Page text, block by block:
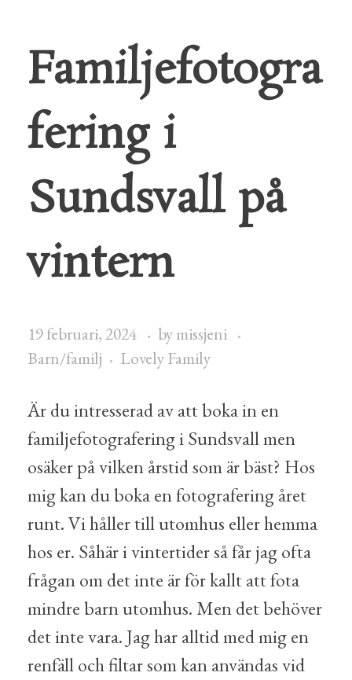
Familjefotogra
fering i
Sundsvall på
vintern
19 februari, 2024 bymissjeni
Barn/familj
Lovely Family
Är du intresserad av att boka in en
familjefotografering i Sundsvall men
osäker på vilken årstid som är bäst? Hos
mig kan du boka en fotografering året
runt. Vi håller till utomhus eller hemma
hos er. Såhär i vintertider så får jag ofta
frågan om det inte är för kallt att fota
mindre barn utomhus. Men det behöver
det inte vara. Jag har alltid med mig en
renfäll och filtar som kan användas vid